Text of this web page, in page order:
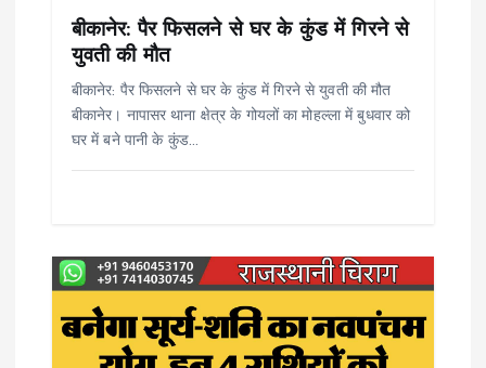
बीकानेर: पैर फिसलने से घर के कुंड में गिरने से
युवती की मौत
बीकानेर: पैर फिसलने से घर के कुंड में गिरने से युवती की मौत
बीकानेर। नापासर थाना क्षेत्र के गोयलों का मोहल्ला में बुधवार को
घर में बने पानी के कुंड…